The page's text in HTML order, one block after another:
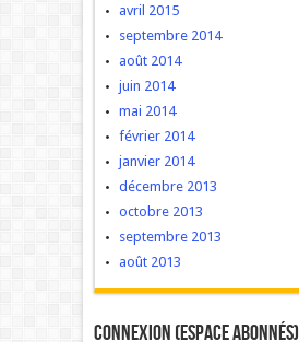
avril 2015
septembre 2014
août 2014
juin 2014
mai 2014
février 2014
janvier 2014
décembre 2013
octobre 2013
septembre 2013
août 2013
Connexion (Espace Abonnés)